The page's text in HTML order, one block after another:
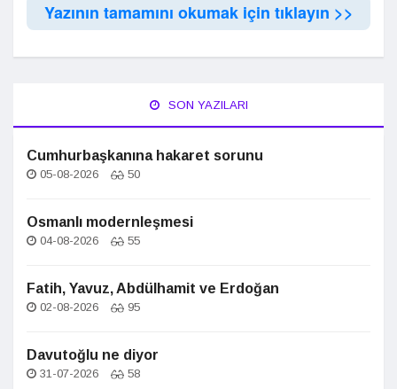
Yazının tamamını okumak için tıklayın >>
SON YAZILARI
Cumhurbaşkanına hakaret sorunu
05-08-2026 50
Osmanlı modernleşmesi
04-08-2026 55
Fatih, Yavuz, Abdülhamit ve Erdoğan
02-08-2026 95
Davutoğlu ne diyor
31-07-2026 58